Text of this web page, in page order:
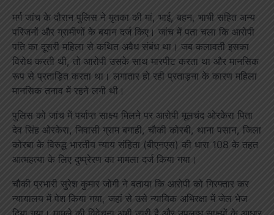
मर्ग जांच के दौरान पुलिस ने मृतका की मां, भाई, बहन, भाभी सहित अन्य
परिजनों और ग्रामीणों के बयान दर्ज किए। जांच में पता चला कि आरोपी
पति का दूसरी महिला से कथित अवैध संबंध था। जब कलावती इसका
विरोध करती थी, तो आरोपी उसके साथ मारपीट करता था और मानसिक
रूप से प्रताड़ित करता था। लगातार हो रही प्रताड़ना के कारण महिला
मानसिक तनाव में रहने लगी थी।
पुलिस को जांच में पर्याप्त साक्ष्य मिलने पर आरोपी मूलचंद ओरकेरा पिता
देव सिंह ओरकेरा, निवासी ग्राम बगाही, चौकी कोरबी, थाना पसान, जिला
कोरबा के विरुद्ध भारतीय न्याय संहिता (बीएनएस) की धारा 108 के तहत
आत्महत्या के लिए दुष्प्रेरण का मामला दर्ज किया गया।
चौकी प्रभारी सुरेश कुमार जोगी ने बताया कि आरोपी को गिरफ्तार कर
न्यायालय में पेश किया गया, जहां से उसे न्यायिक अभिरक्षा में जेल भेज